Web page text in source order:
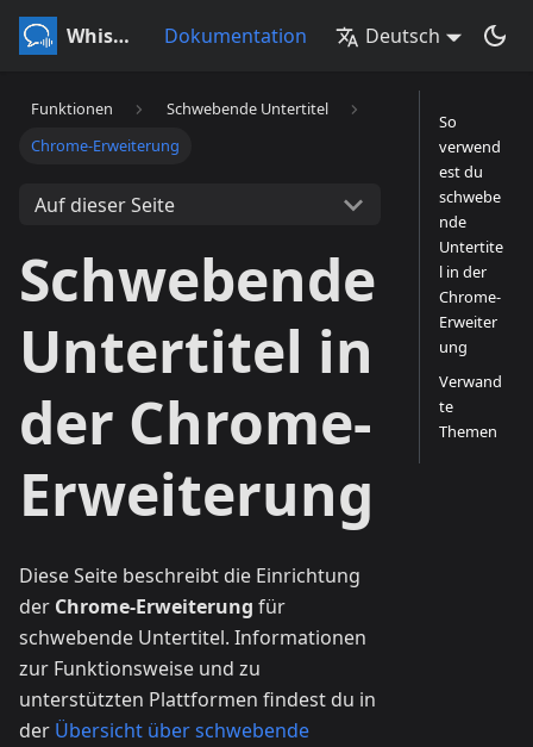
Whisperr Dokumentation Deutsch
Funktionen
Schwebende Untertitel
Chrome-Erweiterung
Auf dieser Seite
Schwebende
Untertitel in
der Chrome-
Erweiterung
Diese Seite beschreibt die Einrichtung
der Chrome-Erweiterung für
schwebende Untertitel. Informationen
zur Funktionsweise und zu
unterstützten Plattformen findest du in
der Übersicht über schwebende
So
verwend
est du
schwebe
nde
Untertite
l in der
Chrome-
Erweiter
ung
Verwand
te
Themen